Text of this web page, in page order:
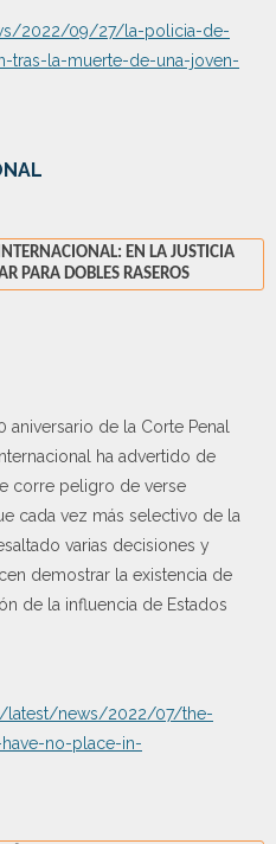
2022/09/27/la-policia-de-
tras-la-muerte-de-una-joven-
EN LA JUSTICIA
PARA DOBLES RASEROS
de la Corte Penal
ha advertido de
corre peligro de verse
cada vez más selectivo de la
varias decisiones y
demostrar la existencia de
de la influencia de Estados
latest/news/2022/07/the-
no-place-in-